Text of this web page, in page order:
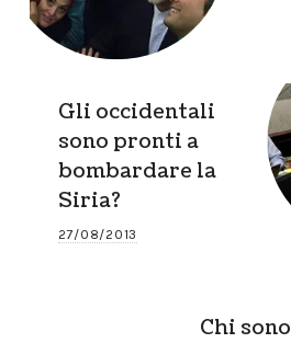
Gli occidentali
sono pronti a
bombardare la
Siria?
27/08/2013
Chi sono